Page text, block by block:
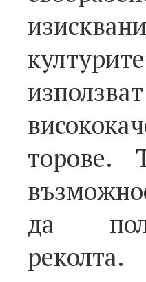
използват
торове.
да
реколта.